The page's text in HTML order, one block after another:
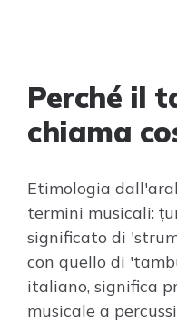
Perché il
chiama
Etimologia
termini musicali:
significato di
con quello di
italiano, significa
musicale a